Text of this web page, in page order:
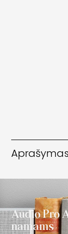
Audio Pro
namams